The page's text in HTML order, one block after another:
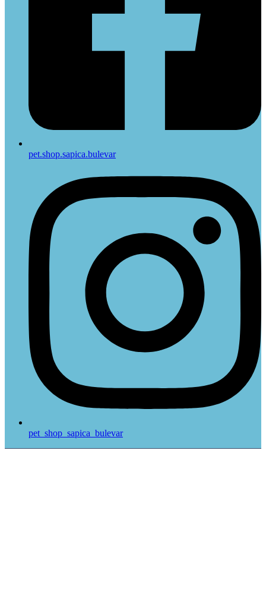
pet.shop.sapica.bulevar
pet_shop_sapica_bulevar